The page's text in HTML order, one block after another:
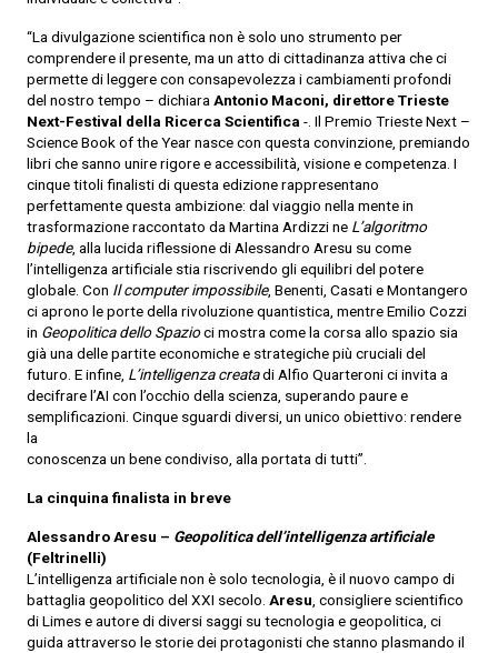
“La divulgazione scientifica non è solo uno strumento per
comprendere il presente, ma un atto di cittadinanza attiva che ci
permette di leggere con consapevolezza i cambiamenti profondi
del nostro tempo – dichiaraAntonio Maconi, direttore Trieste
Next-Festival della Ricerca Scientifica -. Il Premio Trieste Next –
Science Book of the Year nasce con questa convinzione, premiando
libri che sanno unire rigore e accessibilità, visione e competenza. I
cinque titoli finalisti di questa edizione rappresentano
perfettamente questa ambizione: dal viaggio nella mente in
trasformazione raccontato da Martina Ardizzi ne L’algoritmo
bipede, alla lucida riflessione di Alessandro Aresu su come
l’intelligenza artificiale stia riscrivendo gli equilibri del potere
globale. Con Il computer impossibile, Benenti, Casati e Montangero
ci aprono le porte della rivoluzione quantistica, mentre Emilio Cozzi
in Geopolitica dello Spazioci mostra come la corsa allo spazio sia
già una delle partite economiche e strategiche più cruciali del
futuro. E infine, L’intelligenza creatadi Alfio Quarteroni ci invita a
decifrare l’AI con l’occhio della scienza, superando paure e
semplificazioni. Cinque sguardi diversi, un unico obiettivo: rendere
la
conoscenza un bene condiviso, alla portata di tutti”.
La cinquina finalista in breve
Alessandro Aresu – Geopolitica dell’intelligenza artificiale
(Feltrinelli)
L’intelligenza artificiale non è solo tecnologia, è il nuovo campo di
battaglia geopolitico del XXI secolo. Aresu, consigliere scientifico
di Limes e autore di diversi saggi su tecnologia e geopolitica, ci
guida attraverso le storie dei protagonisti che stanno plasmando il